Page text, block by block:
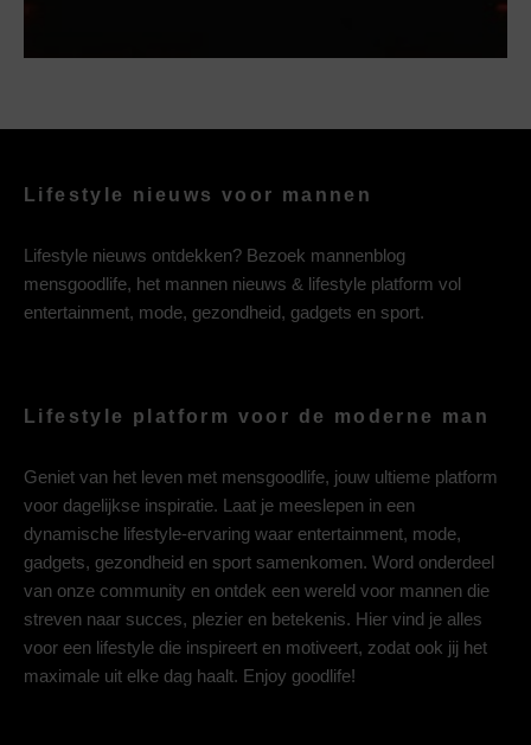
Lifestyle nieuws voor mannen
Lifestyle nieuws ontdekken? Bezoek mannenblog
mensgoodlife, het mannen nieuws & lifestyle platform vol
entertainment, mode, gezondheid, gadgets en sport.
Lifestyle platform voor de moderne man
Geniet van het leven met mensgoodlife, jouw ultieme platform
voor dagelijkse inspiratie. Laat je meeslepen in een
dynamische lifestyle-ervaring waar entertainment, mode,
gadgets, gezondheid en sport samenkomen. Word onderdeel
van onze community en ontdek een wereld voor mannen die
streven naar succes, plezier en betekenis. Hier vind je alles
voor een lifestyle die inspireert en motiveert, zodat ook jij het
maximale uit elke dag haalt. Enjoy goodlife!